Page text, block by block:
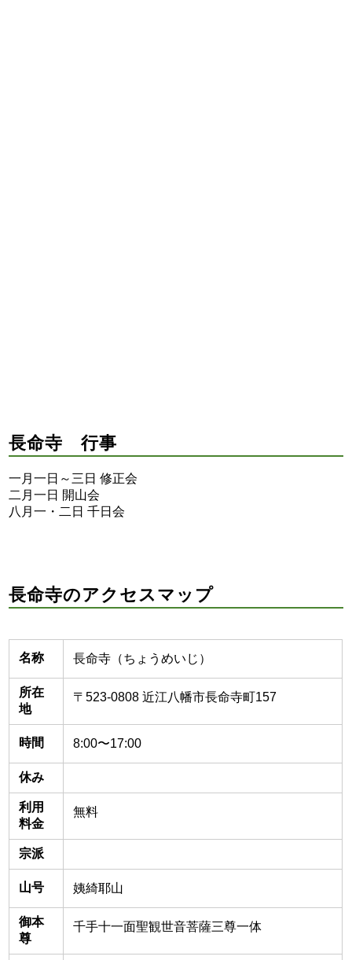
長命寺 行事
一月一日～三日 修正会
二月一日 開山会
八月一・二日 千日会
長命寺のアクセスマップ
名称 長命寺（ちょうめいじ）
所在
地
〒523-0808 近江八幡市長命寺町157
時間 8:00〜17:00
休み
利用
料金
無料
宗派
山号 姨綺耶山
御本
尊
千手十一面聖観世音菩薩三尊一体